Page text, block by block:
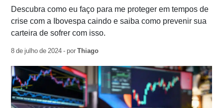
Descubra como eu faço para me proteger em tempos de
crise com a Ibovespa caindo e saiba como prevenir sua
carteira de sofrer com isso.
8 de julho de 2024 - porThiago